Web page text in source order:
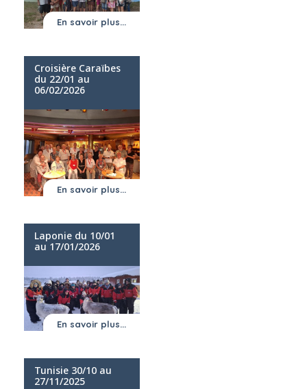
En savoir plus...
Croisière Caraïbes
du 22/01 au
06/02/2026
En savoir plus...
Laponie du 10/01
au 17/01/2026
En savoir plus...
Tunisie 30/10 au
27/11/2025